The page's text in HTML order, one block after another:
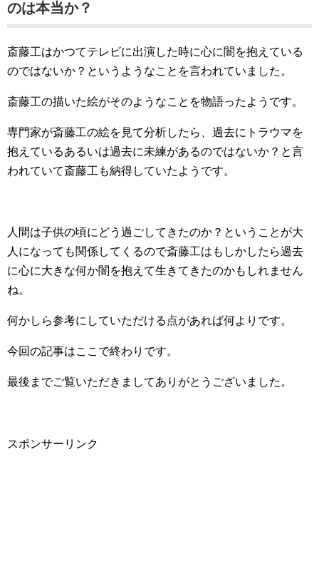
のは本当か？
斎藤工はかつてテレビに出演した時に心に闇を抱えている
のではないか？というようなことを言われていました。
斎藤工の描いた絵がそのようなことを物語ったようです。
専門家が斎藤工の絵を見て分析したら、過去にトラウマを
抱えているあるいは過去に未練があるのではないか？と言
われていて斎藤工も納得していたようです。
人間は子供の頃にどう過ごしてきたのか？ということが大
人になっても関係してくるので斎藤工はもしかしたら過去
に心に大きな何か闇を抱えて生きてきたのかもしれません
ね。
何かしら参考にしていただける点があれば何よりです。
今回の記事はここで終わりです。
最後までご覧いただきましてありがとうございました。
スポンサーリンク